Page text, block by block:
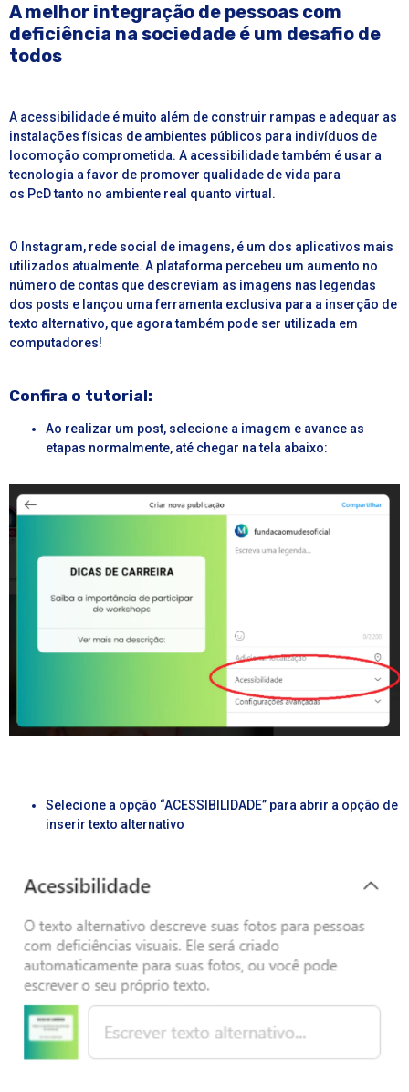
A melhor integração de pessoas com
deficiência na sociedade é um desafio de
todos
A acessibilidade é muito além de construir rampas e adequar as
instalações físicas de ambientes públicos para indivíduos de
locomoção comprometida. A acessibilidade também é usar a
tecnologia a favor de promover qualidade de vida para
os PcD tanto no ambiente real quanto virtual.
O Instagram, rede social de imagens, é um dos aplicativos mais
utilizados atualmente. A plataforma percebeu um aumento no
número de contas que descreviam as imagens nas legendas
dos posts e lançou uma ferramenta exclusiva para a inserção de
texto alternativo, que agora também pode ser utilizada em
computadores!
Confira o tutorial:
Ao realizar um post, selecione a imagem e avance as
etapas normalmente, até chegar na tela abaixo:
Selecione a opção “ACESSIBILIDADE” para abrir a opção de
inserir texto alternativo